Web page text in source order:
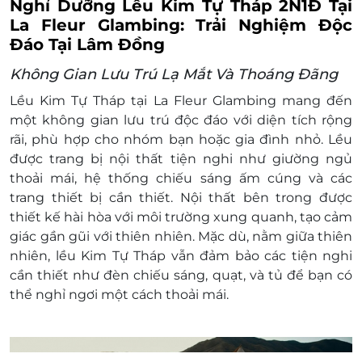
Nghỉ Dưỡng Lều Kim Tự Tháp 2N1Đ Tại
La Fleur Glambing: Trải Nghiệm Độc
Đáo Tại Lâm Đồng
Không Gian Lưu Trú Lạ Mắt Và Thoáng Đãng
Lều Kim Tự Tháp tại La Fleur Glambing mang đến
một không gian lưu trú độc đáo với diện tích rộng
rãi, phù hợp cho nhóm bạn hoặc gia đình nhỏ. Lều
được trang bị nội thất tiện nghi như giường ngủ
thoải mái, hệ thống chiếu sáng ấm cúng và các
trang thiết bị cần thiết. Nội thất bên trong được
thiết kế hài hòa với môi trường xung quanh, tạo cảm
giác gần gũi với thiên nhiên. Mặc dù, nằm giữa thiên
nhiên, lều Kim Tự Tháp vẫn đảm bảo các tiện nghi
cần thiết như đèn chiếu sáng, quạt, và tủ để bạn có
thể nghỉ ngơi một cách thoải mái.